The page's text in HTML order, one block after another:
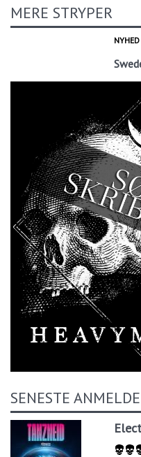
MERE STRYPER
NYHED
SENESTE